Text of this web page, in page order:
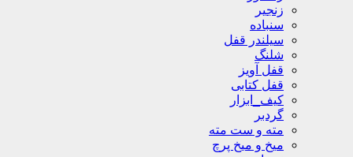
زنجیر
سنباده
سیلندر قفل
شلنگ
قفل آویز
قفل کتابی
کیف_ابزار
گردبر
مته و ست مته
میخ و میخ پرچ